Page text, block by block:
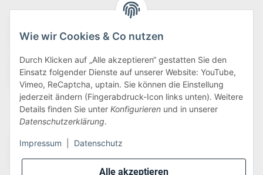
Alle akzeptieren
Wie wir Cookies & Co nutzen
Durch Klicken auf „Alle akzeptieren“ gestatten Sie den
Einsatz folgender Dienste auf unserer Website: YouTube,
Vimeo, ReCaptcha, uptain. Sie können die Einstellung
jederzeit ändern (Fingerabdruck-Icon links unten). Weitere
Details finden Sie unter Konfigurieren und in unserer
Datenschutzerklärung.
Impressum Datenschutz
Wir versenden via: